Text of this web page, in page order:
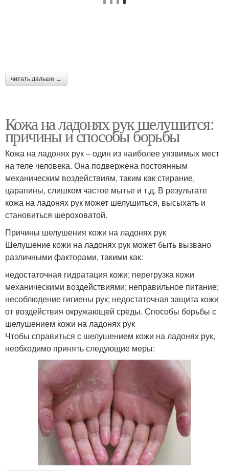
читать дальше →
Кожа на ладонях рук шелушится:
причины и способы борьбы
Кожа на ладонях рук – один из наиболее уязвимых мест
на теле человека. Она подвержена постоянным
механическим воздействиям, таким как стирание,
царапины, слишком частое мытье и т.д. В результате
кожа на ладонях рук может шелушиться, высыхать и
становиться шероховатой.
Причины шелушения кожи на ладонях рук
Шелушение кожи на ладонях рук может быть вызвано
различными факторами, такими как:
недостаточная гидратация кожи; перегрузка кожи
механическими воздействиями; неправильное питание;
несоблюдение гигиены рук; недостаточная защита кожи
от воздействия окружающей среды. Способы борьбы с
шелушением кожи на ладонях рук
Чтобы справиться с шелушением кожи на ладонях рук,
необходимо принять следующие меры: